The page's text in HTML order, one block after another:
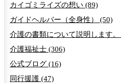
カイゴミライズの想い (89)
ガイドヘルパー（全身性） (50)
介護の書類について説明します
介護福祉士 (306)
公式ブログ (16)
同行援護 (47)